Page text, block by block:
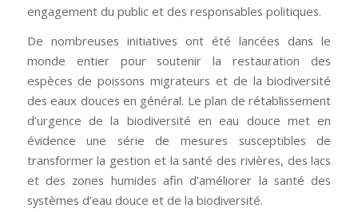
engagement du public et des responsables politiques.
De nombreuses initiatives ont été lancées dans le
monde entier pour soutenir la restauration des
espèces de poissons migrateurs et de la biodiversité
des eaux douces en général. Le plan de rétablissement
d’urgence de la biodiversité en eau douce met en
évidence une série de mesures susceptibles de
transformer la gestion et la santé des rivières, des lacs
et des zones humides afin d’améliorer la santé des
systèmes d’eau douce et de la biodiversité.